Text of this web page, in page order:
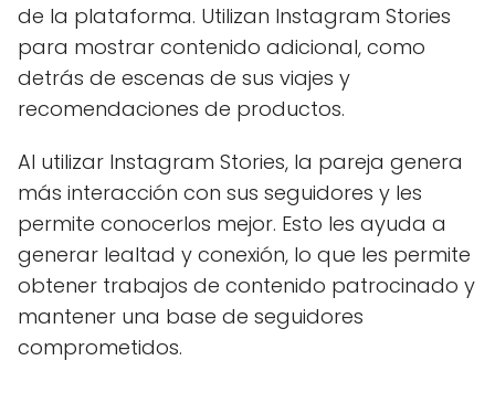
de la plataforma. Utilizan Instagram Stories
para mostrar contenido adicional, como
detrás de escenas de sus viajes y
recomendaciones de productos.
Al utilizar Instagram Stories, la pareja genera
más interacción con sus seguidores y les
permite conocerlos mejor. Esto les ayuda a
generar lealtad y conexión, lo que les permite
obtener trabajos de contenido patrocinado y
mantener una base de seguidores
comprometidos.